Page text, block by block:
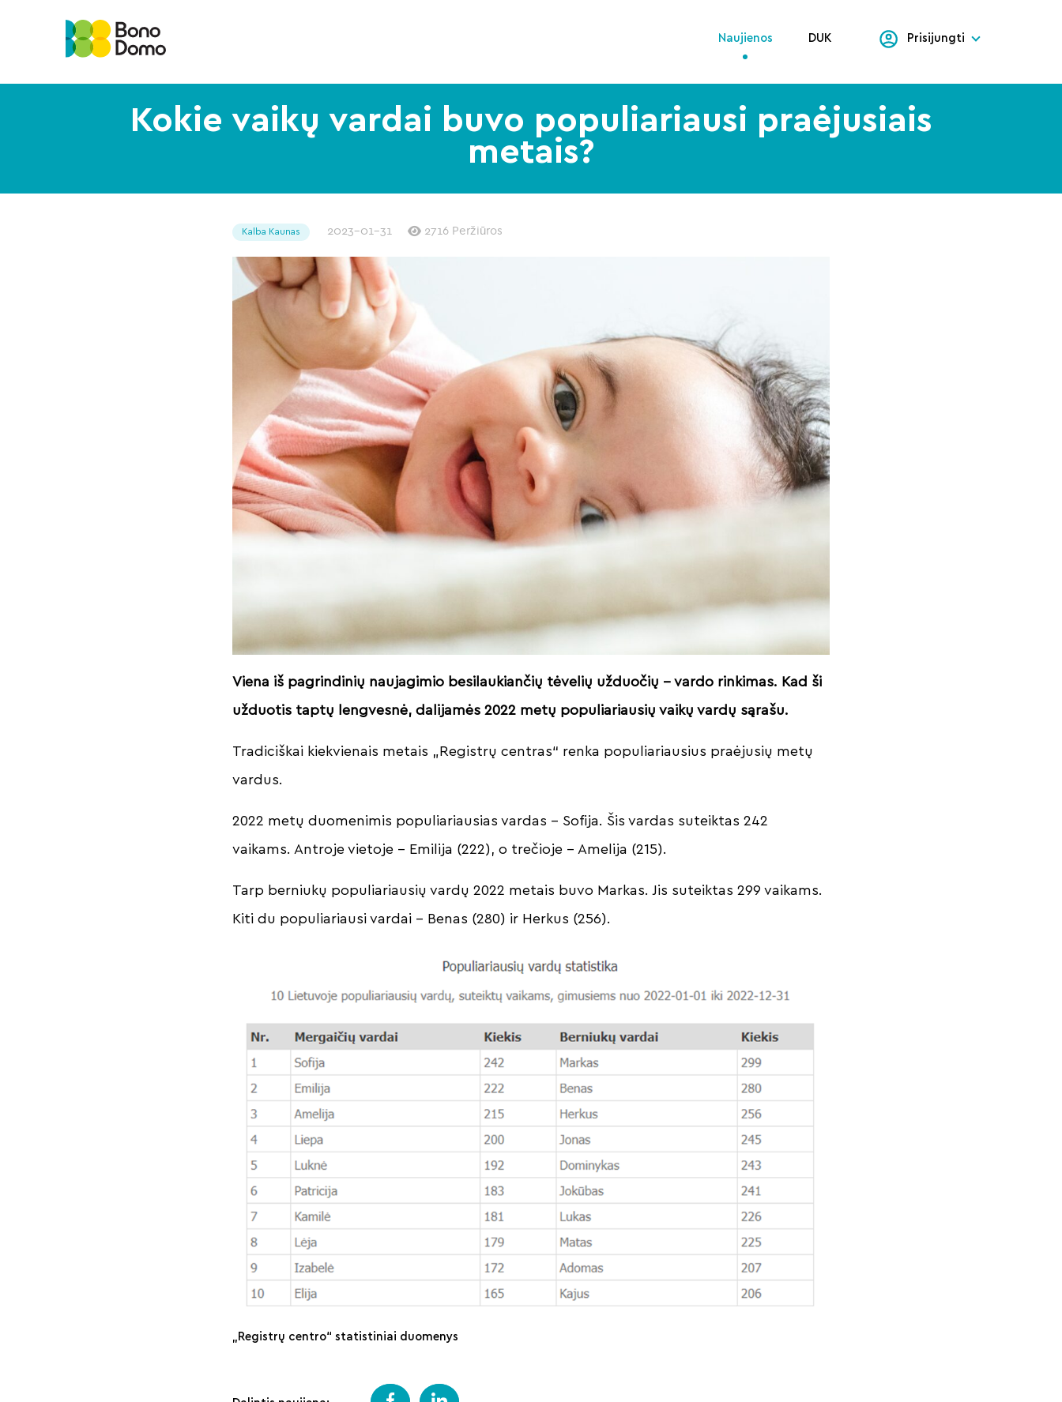
Naujienos DUK Prisijungti
Kokie vaikų vardai buvo populiariausi praėjusiais
metais?
Kalba Kaunas 2023-01-31 2716 Peržiūros
Viena iš pagrindinių naujagimio besilaukiančių tėvelių užduočių – vardo rinkimas. Kad ši
užduotis taptų lengvesnė, dalijamės 2022 metų populiariausių vaikų vardų sąrašu.
Tradiciškai kiekvienais metais „Registrų centras“ renka populiariausius praėjusių metų
vardus.
2022 metų duomenimis populiariausias vardas – Sofija. Šis vardas suteiktas 242
vaikams. Antroje vietoje – Emilija (222), o trečioje – Amelija (215).
Tarp berniukų populiariausių vardų 2022 metais buvo Markas. Jis suteiktas 299 vaikams.
Kiti du populiariausi vardai – Benas (280) ir Herkus (256).
„Registrų centro“ statistiniai duomenys